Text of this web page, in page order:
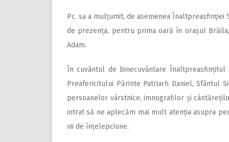
Pc. sa a mulțumit, de asemenea
de prezența, pentru prima oară în orașul
Adam.
În cuvântul de binecuvântare
Preafericitului Părinte Patriarh Daniel, Sfântul
persoanelor vârstnice, imnografilor și
intrat să ne aplecăm mai mult atenția asupra
vii de înțelepciune.